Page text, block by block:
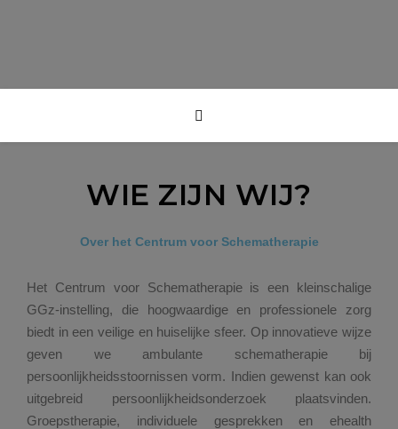
WIE ZIJN WIJ?
Over het Centrum voor Schematherapie
Het Centrum voor Schematherapie is een kleinschalige
GGz-instelling, die hoogwaardige en professionele zorg
biedt in een veilige en huiselijke sfeer. Op innovatieve wijze
geven we ambulante schematherapie bij
persoonlijkheidsstoornissen vorm. Indien gewenst kan ook
uitgebreid persoonlijkheidsonderzoek plaatsvinden.
Groepstherapie, individuele gesprekken en ehealth